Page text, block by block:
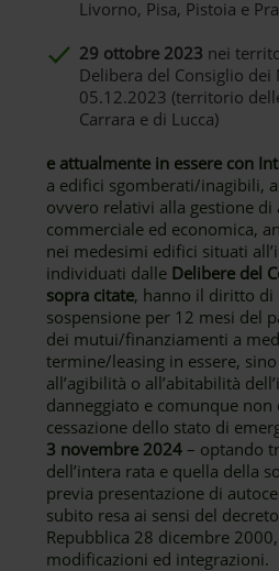
Livorno, Pisa, Pistoia e
29 ottobre 2023 nei
Delibera del Consiglio
05.12.2023 (territorio
Carrara e di Lucca)
e attualmente in essere con
a edifici sgomberati/inagibili,
ovvero relativi alla gestione
commerciale ed economica,
nei medesimi edifici situati
individuati dalle Delibere del
sopra citate, hanno il diritto di
sospensione per 12 mesi del
dei mutui/finanziamenti a
termine/leasing in essere,
all’agibilità o all’abitabilità
danneggiato e comunque non
cessazione dello stato di
3 novembre 2024 – optando
dell’intera rata e quella della
previa presentazione di
subito resa ai sensi del
Repubblica 28 dicembre
modificazioni ed integrazioni.